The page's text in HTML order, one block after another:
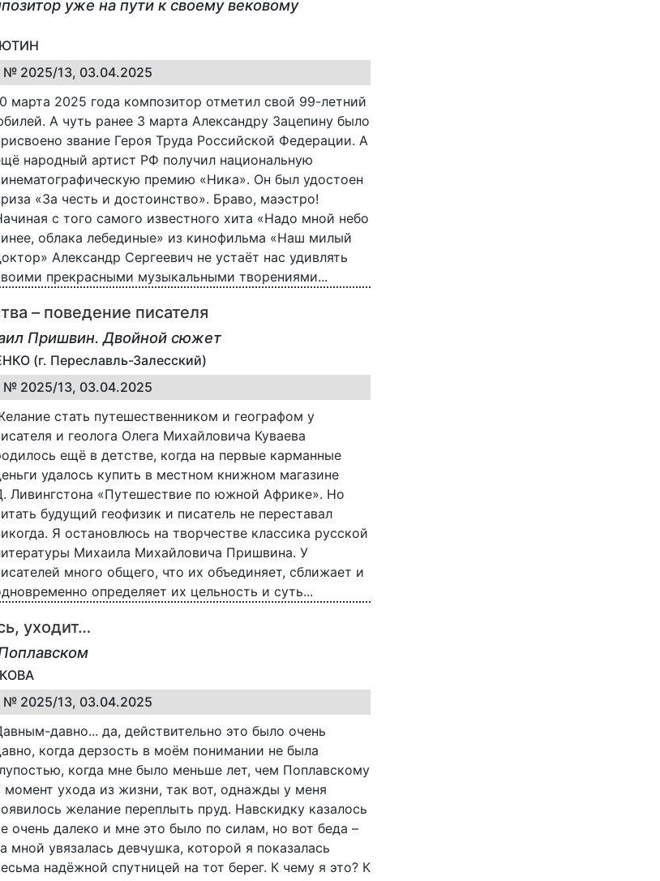
уже на пути к своему вековому
№ 2025/13, 03.04.2025
марта 2025 года композитор отметил свой 99-летний
А чуть ранее 3 марта Александру Зацепину было
звание Героя Труда Российской Федерации. А
народный артист РФ получил национальную
премию «Ника». Он был удостоен
«За честь и достоинство». Браво, маэстро!
с того самого известного хита «Надо мной небо
облака лебединые» из кинофильма «Наш милый
Александр Сергеевич не устаёт нас удивлять
прекрасными музыкальными творениями...
– поведение писателя
Пришвин. Двойной сюжет
(г. Переславль-Залесский)
№ 2025/13, 03.04.2025
стать путешественником и географом у
и геолога Олега Михайловича Куваева
ещё в детстве, когда на первые карманные
удалось купить в местном книжном магазине
Ливингстона «Путешествие по южной Африке». Но
будущий геофизик и писатель не переставал
Я остановлюсь на творчестве классика русской
Михаила Михайловича Пришвина. У
много общего, что их объединяет, сближает и
определяет их цельность и суть...
уходит…
№ 2025/13, 03.04.2025
давно... да, действительно это было очень
когда дерзость в моём понимании не была
когда мне было меньше лет, чем Поплавскому
момент ухода из жизни, так вот, однажды у меня
желание переплыть пруд. Навскидку казалось
очень далеко и мне это было по силам, но вот беда –
мной увязалась девчушка, которой я показалась
надёжной спутницей на тот берег. К чему я это? К